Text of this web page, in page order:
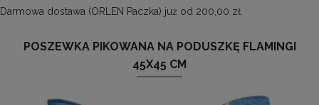
Darmowa dostawa (ORLEN Paczka) już od 200,00 zł.
POSZEWKA PIKOWANA NA PODUSZKĘ FLAMINGI
45X45 CM